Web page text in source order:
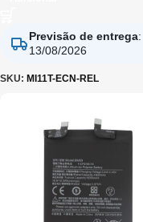
Previsão de entrega:
13/08/2026
SKU: MI11T-ECN-REL